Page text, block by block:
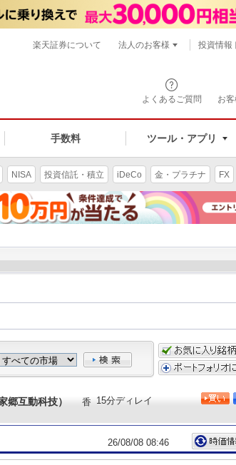
よくあるご質問 お
手数料 ツール・アプリ
楽天証券について 法人のお客様 投資情報
NISA 投資信託・積立 iDeCo 金・プラチナ FX